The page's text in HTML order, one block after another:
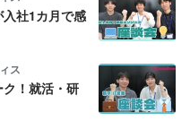
入社1カ月で感
ス
ク！就活・研